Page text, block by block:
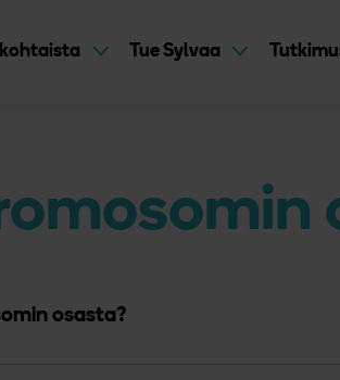
Tue Sylvaa
osasta?